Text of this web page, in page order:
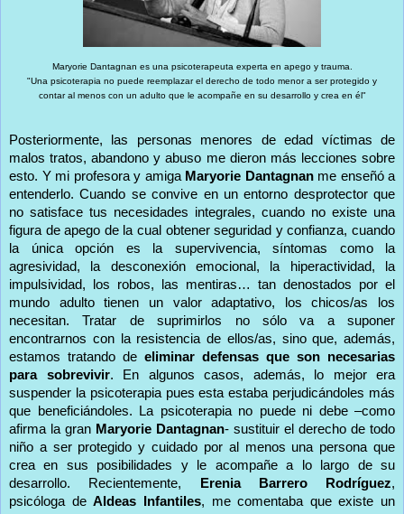
Maryorie Dantagnan es una psicoterapeuta experta en apego y trauma.
"Una psicoterapia no puede reemplazar el derecho de todo menor a ser protegido y
contar al menos con un adulto que le acompañe en su desarrollo y crea en él"
Posteriormente, las personas menores de edad víctimas de
malos tratos, abandono y abuso me dieron más lecciones sobre
esto. Y mi profesora y amiga Maryorie Dantagnanme enseñó a
entenderlo. Cuando se convive en un entorno desprotector que
no satisface tus necesidades integrales, cuando no existe una
figura de apego de la cual obtener seguridad y confianza, cuando
la única opción es la supervivencia, síntomas como la
agresividad, la desconexión emocional, la hiperactividad, la
impulsividad, los robos, las mentiras… tan denostados por el
mundo adulto tienen un valor adaptativo, los chicos/as los
necesitan. Tratar de suprimirlos no sólo va a suponer
encontrarnos con la resistencia de ellos/as, sino que, además,
estamos tratando de eliminar defensas que son necesarias
para sobrevivir. En algunos casos, además, lo mejor era
suspender la psicoterapia pues esta estaba perjudicándoles más
que beneficiándoles. La psicoterapia no puede ni debe –como
afirma la gran Maryorie Dantagnan- sustituir el derecho de todo
niño a ser protegido y cuidado por al menos una persona que
crea en sus posibilidades y le acompañe a lo largo de su
desarrollo. Recientemente,
Erenia Barrero Rodríguez,
psicóloga deAldeas Infantiles, me comentaba que existe un